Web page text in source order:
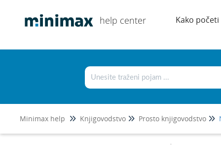
help center Kako početi
Minimax help Knjigovodstvo Prosto knjigovodstvo